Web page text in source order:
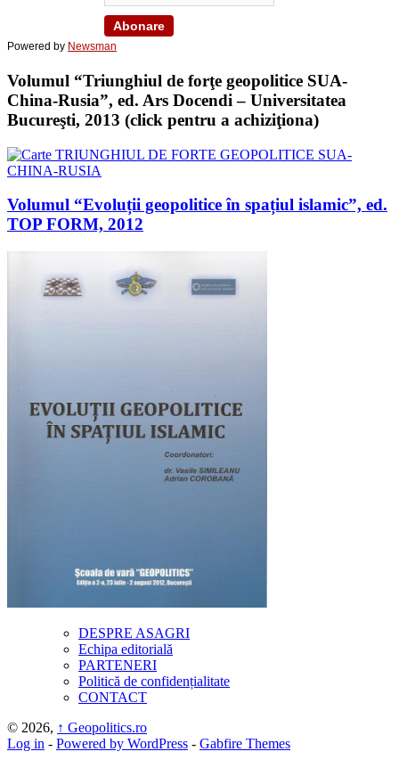
Powered by Newsman
Volumul “Triunghiul de forţe geopolitice SUA-
China-Rusia”, ed. Ars Docendi – Universitatea
Bucureşti, 2013 (click pentru a achiziţiona)
Volumul “Evoluții geopolitice în spațiul islamic”, ed.
TOP FORM, 2012
DESPRE ASAGRI
Echipa editorială
PARTENERI
Politică de confidențialitate
CONTACT
© 2026, ↑ Geopolitics.ro
Log in - Powered by WordPress - Gabfire Themes